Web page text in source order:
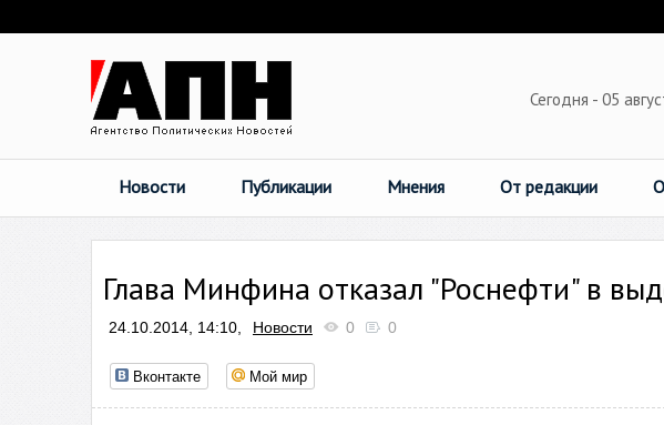
Сегодня - 05
Новости Публикации Мнения От редакции
Глава Минфина отказал "Роснефти" в
24.10.2014, 14:10, Новости 0 0
Вконтакте Мой мир